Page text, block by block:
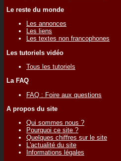
Le reste du monde
Les annonces
Les liens
Les textes non francophones
Les tutoriels vidéo
Tous les tutoriels
La FAQ
FAQ : Foire aux questions
A propos du site
Qui sommes nous ?
Pourquoi ce site ?
Quelques chiffres sur le site
L'actualité du site
Informations légales